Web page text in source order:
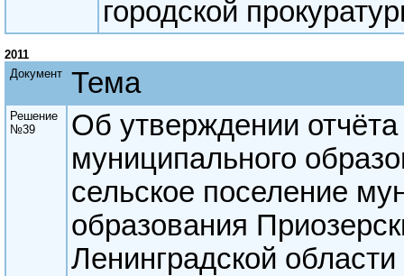
городской
2011
Документ
Тема
Решение
№39
Об утверждении
муниципального
сельское поселение
образования
Ленинградской области